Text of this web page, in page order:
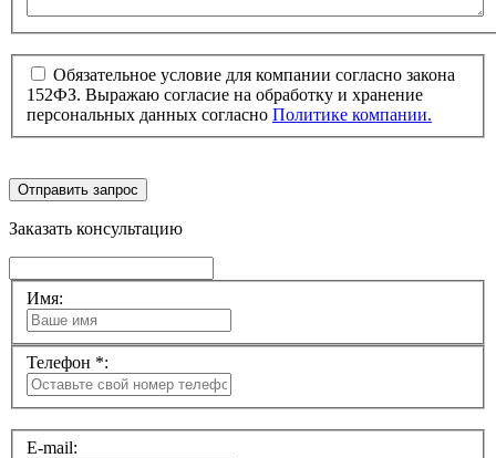
Обязательное условие для компании согласно закона
152ФЗ. Выражаю согласие на обработку и хранение
персональных данных согласно Политике компании.
Отправить запрос
Заказать консультацию
Имя:
Телефон *:
E-mail: